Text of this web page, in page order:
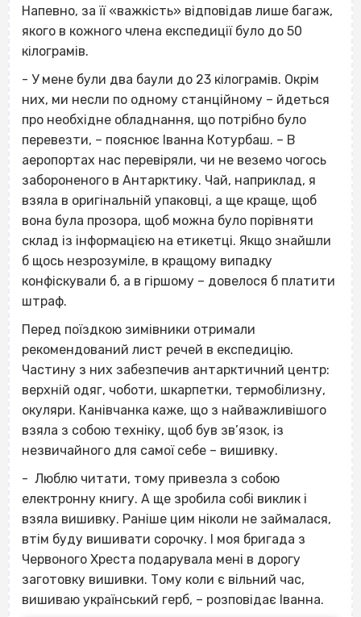
Напевно, за її «важкість» відповідав лише багаж,
якого в кожного члена експедиції було до 50
кілограмів.
- У мене були два баули до 23 кілограмів. Окрім
них, ми несли по одному станційному – йдеться
про необхідне обладнання, що потрібно було
перевезти, – пояснює Іванна Котурбаш. – В
аеропортах нас перевіряли, чи не веземо чогось
забороненого в Антарктику. Чай, наприклад, я
взяла в оригінальній упаковці, а ще краще, щоб
вона була прозора, щоб можна було порівняти
склад із інформацією на етикетці. Якщо знайшли
б щось незрозуміле, в кращому випадку
конфіскували б, а в гіршому – довелося б платити
штраф.
Перед поїздкою зимівники отримали
рекомендований лист речей в експедицію.
Частину з них забезпечив антарктичний центр:
верхній одяг, чоботи, шкарпетки, термобілизну,
окуляри. Канівчанка каже, що з найважливішого
взяла з собою техніку, щоб був зв’язок, із
незвичайного для самої себе – вишивку.
- Люблю читати, тому привезла з собою
електронну книгу. А ще зробила собі виклик і
взяла вишивку. Раніше цим ніколи не займалася,
втім буду вишивати сорочку. І моя бригада з
Червоного Хреста подарувала мені в дорогу
заготовку вишивки. Тому коли є вільний час,
вишиваю український герб, – розповідає Іванна.